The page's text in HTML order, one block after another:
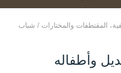
، المقتطفات والمختارات / شباب
وأطفاله